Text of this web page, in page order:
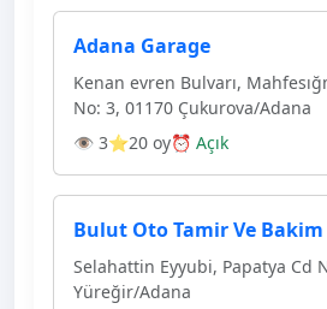
Adana Garage
Kenan evren Bulvarı,
No: 3, 01170 Çukurova/Adana
👁 3⭐20 oy⏰ Açık
Bulut Oto Tamir Ve Bakim
Selahattin Eyyubi, Papatya Cd
Yüreğir/Adana